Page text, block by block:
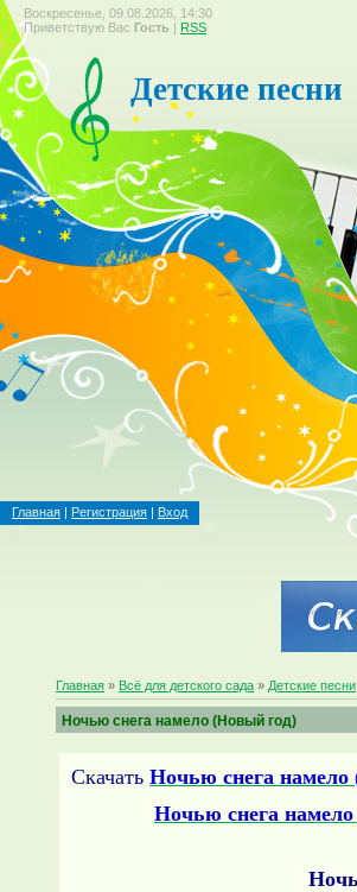
Воскресенье, 09.08.2026, 14:30
Приветствую Вас Гость | RSS
Детские песни
Главная | Регистрация | Вход
Главная » Всё для детского сада » Детские песни
Ночью снега намело (Новый год)
СкачатьНочью снега
Ночью снега